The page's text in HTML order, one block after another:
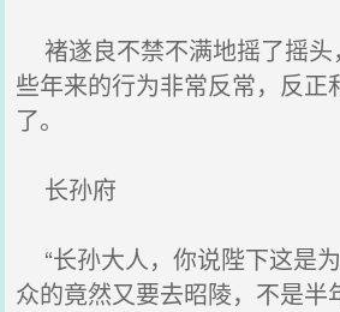
褚遂良不禁不满地摇了摇头
些年来的行为非常反常，反正
了。
长孙府
“长孙大人，你说陛下这是
众的竟然又要去昭陵，不是半